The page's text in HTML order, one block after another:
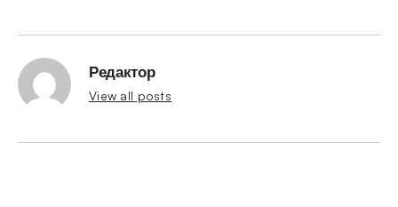
Редактор
View all posts